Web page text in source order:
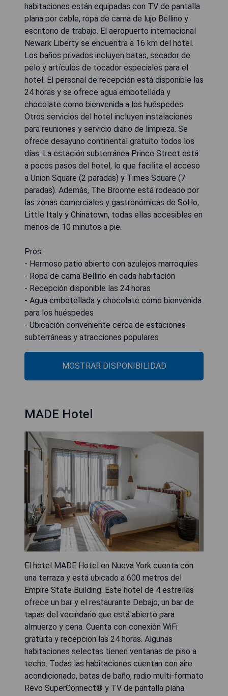
habitaciones están equipadas con TV de pantalla
plana por cable, ropa de cama de lujo Bellino y
escritorio de trabajo. El aeropuerto internacional
Newark Liberty se encuentra a 16 km del hotel.
Los baños privados incluyen batas, secador de
pelo y artículos de tocador especiales para el
hotel. El personal de recepción está disponible las
24 horas y se ofrece agua embotellada y
chocolate como bienvenida a los huéspedes.
Otros servicios del hotel incluyen instalaciones
para reuniones y servicio diario de limpieza. Se
ofrece desayuno continental gratuito todos los
días. La estación subterránea Prince Street está
a pocos pasos del hotel, lo que facilita el acceso
a Union Square (2 paradas) y Times Square (7
paradas). Además, The Broome está rodeado por
las zonas comerciales y gastronómicas de SoHo,
Little Italy y Chinatown, todas ellas accesibles en
menos de 10 minutos a pie.
Pros:
- Hermoso patio abierto con azulejos marroquíes
- Ropa de cama Bellino en cada habitación
- Recepción disponible las 24 horas
- Agua embotellada y chocolate como bienvenida
para los huéspedes
- Ubicación conveniente cerca de estaciones
subterráneas y atracciones populares
MOSTRAR DISPONIBILIDAD
MADE Hotel
El hotel MADE Hotel en Nueva York cuenta con
una terraza y está ubicado a 600 metros del
Empire State Building. Este hotel de 4 estrellas
ofrece un bar y el restaurante Debajo, un bar de
tapas del vecindario que está abierto para
almuerzo y cena. Cuenta con conexión WiFi
gratuita y recepción las 24 horas. Algunas
habitaciones selectas tienen ventanas de piso a
techo. Todas las habitaciones cuentan con aire
acondicionado, batas de baño, radio multi-formato
Revo SuperConnect® y TV de pantalla plana